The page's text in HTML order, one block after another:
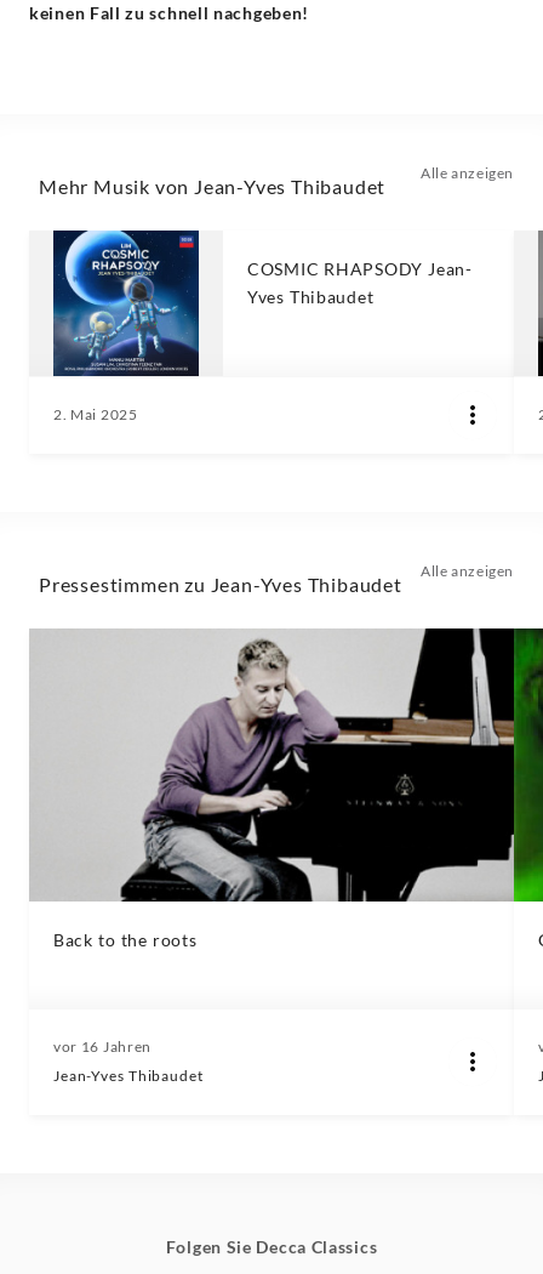
keinen Fall zu schnell nachgeben!
Mehr Musik von Jean-Yves Thibaudet
Alle anzeigen
COSMIC RHAPSODY Jean-
Yves Thibaudet
2. Mai 2025
Pressestimmen zu Jean-Yves Thibaudet
Alle anzeigen
Back to the roots
vor 16 Jahren
Jean-Yves Thibaudet
Folgen Sie Decca Classics